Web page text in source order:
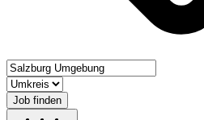
Job finden